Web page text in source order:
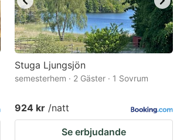
get
the
keyboard
shortcuts
for
dates.
Stuga Ljungsjön
semesterhem · 2 Gäster · 1 Sovrum
924 kr /natt
Se erbjudande